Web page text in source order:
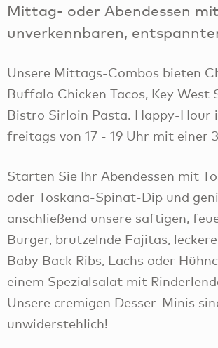
Mittag- oder Abendessen
unverkennbaren,
Unsere Mittags-Combos bieten
Buffalo Chicken Tacos, Key West
Bistro Sirloin Pasta. Happy-Hour
freitags von 17 - 19 Uhr mit einer
Starten Sie Ihr Abendessen mit
oder Toskana-Spinat-Dip und
anschließend unsere saftigen,
Burger, brutzelnde Fajitas,
Baby Back Ribs, Lachs oder
einem Spezialsalat mit
Unsere cremigen Desser-Minis
unwiderstehlich!